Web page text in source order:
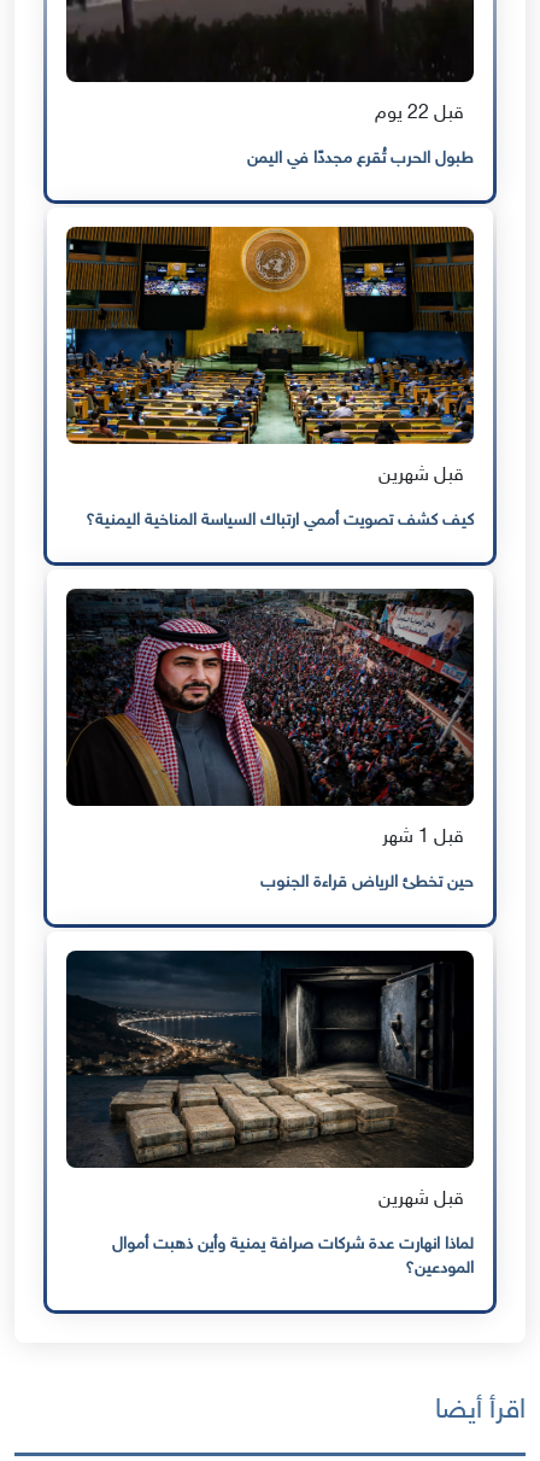
قبل 22 يوم
طبول الحرب تُقرع مجددًا في اليمن
قبل شهرين
كيف كشف تصويت أممي ارتباك السياسة المناخية اليمنية؟
قبل 1 شهر
حين تخطئ الرياض قراءة الجنوب
قبل شهرين
لماذا انهارت عدة شركات صرافة يمنية وأين ذهبت أموال
المودعين؟
اقرأ أيضا